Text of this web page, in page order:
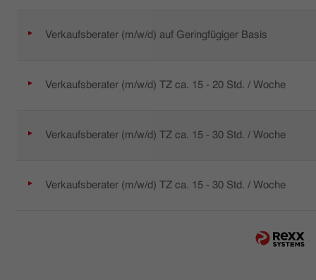
Verkaufsberater (m/w/d) auf Geringfügiger Basis
Verkaufsberater (m/w/d) TZ ca. 15 - 20 Std. / Woche
Verkaufsberater (m/w/d) TZ ca. 15 - 30 Std. / Woche
Verkaufsberater (m/w/d) TZ ca. 15 - 30 Std. / Woche